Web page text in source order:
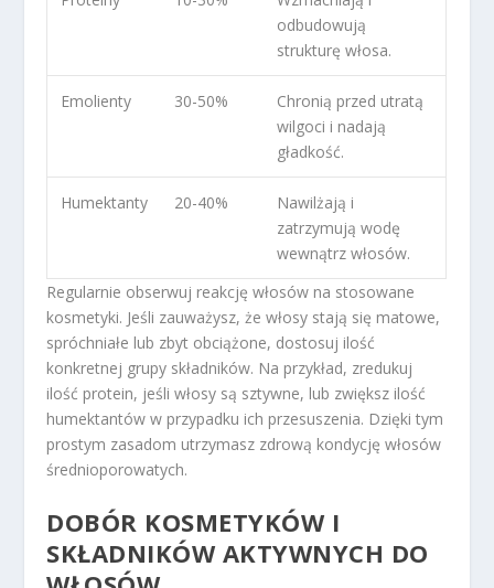
odbudowują
strukturę włosa.
Emolienty 30-50%
Chronią przed utratą
wilgoci i nadają
gładkość.
Humektanty 20-40%
Nawilżają i
zatrzymują wodę
wewnątrz włosów.
Regularnie obserwuj reakcję włosów na stosowane
kosmetyki. Jeśli zauważysz, że włosy stają się matowe,
spróchniałe lub zbyt obciążone, dostosuj ilość
konkretnej grupy składników. Na przykład, zredukuj
ilość protein, jeśli włosy są sztywne, lub zwiększ ilość
humektantów w przypadku ich przesuszenia. Dzięki tym
prostym zasadom utrzymasz zdrową kondycję włosów
średnioporowatych.
DOBÓR KOSMETYKÓW I
SKŁADNIKÓW AKTYWNYCH DO